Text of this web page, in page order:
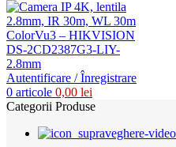
Autentificare / Înregistrare
0 articole 0,00 lei
Categorii Produse